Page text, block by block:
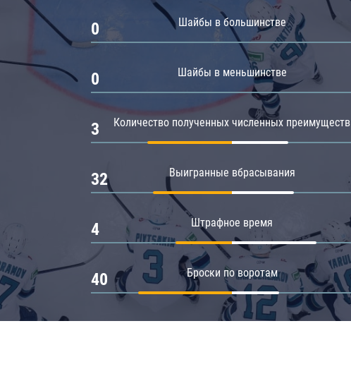
Шайбы в большинстве
0
Шайбы в меньшинстве
0
Количество полученных численных преимуществ
3
Выигранные вбрасывания
32
Штрафное время
4
Броски по воротам
40